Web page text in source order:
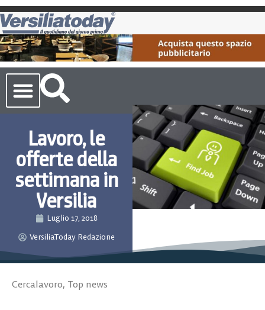
Lavoro, le
offerte della
settimana in
Versilia
Luglio 17, 2018
VersiliaToday Redazione
Cercalavoro, Top news